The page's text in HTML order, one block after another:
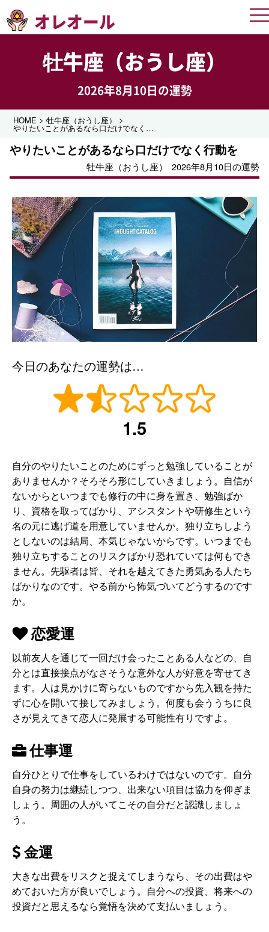
オレオール
牡牛座（おうし座）
2026年8月10日の運勢
HOME >牡牛座（おうし座） >
やりたいことがあるなら口だけでなく行動を
やりたいことがあるなら口だけでなく行動を
牡牛座（おうし座） 2026年8月10日の運勢
今日のあなたの運勢は…
1.5
自分のやりたいことのためにずっと勉強していることが
ありませんか？そろそろ形にしていきましょう。自信が
ないからといつまでも修行の中に身を置き、勉強ばか
り、資格を取ってばかり、アシスタントや研修生という
名の元に逃げ道を用意していませんか。独り立ちしよう
としないのは結局、本気じゃないからです。いつまでも
独り立ちすることのリスクばかり恐れていては何もでき
ません。先駆者は皆、それを越えてきた勇気ある人たち
ばかりなのです。やる前から怖気づいてどうするのです
か。
恋愛運
以前友人を通じて一回だけ会ったことある人などの、自
分とは直接接点がなさそうな意外な人が好意を寄せてき
ます。人は見かけに寄らないものですから先入観を持た
ずに心を開いて接してみましょう。何度も会ううちに良
さが見えてきて恋人に発展する可能性有りですよ。
仕事運
自分ひとりで仕事をしているわけではないのです。自分
自身の努力は継続しつつ、出来ない項目は協力を仰ぎま
しょう。周囲の人がいてこその自分だと認識しましょ
う。
金運
大きな出費をリスクと捉えてしまうなら、その出費はや
めておいた方が良いでしょう。自分への投資、将来への
投資だと思えるなら覚悟を決めて支払いましょう。